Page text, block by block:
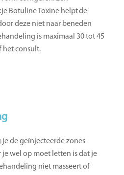
Botuline Toxine helpt de
deze niet naar beneden
is maximaal 30 tot 45
het consult.
de geïnjecteerde zones
wel op moet letten is dat je
niet masseert of